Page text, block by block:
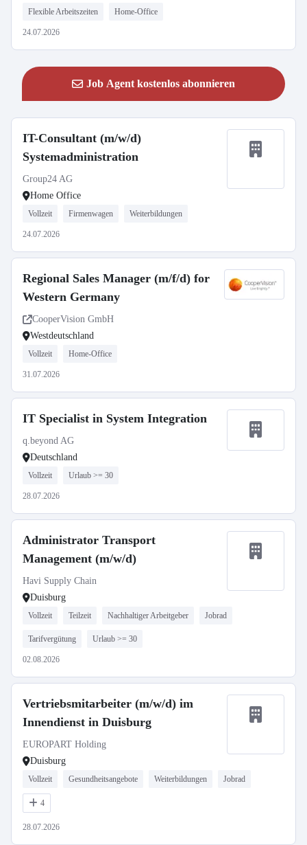
Flexible Arbeitszeiten Home-Office
24.07.2026
Job Agent kostenlos abonnieren
IT-Consultant (m/w/d)
Systemadministration
Group24 AG
Home Office
Vollzeit Firmenwagen Weiterbildungen
24.07.2026
Regional Sales Manager (m/f/d) for
Western Germany
CooperVision GmbH
Westdeutschland
Vollzeit Home-Office
31.07.2026
IT Specialist in System Integration
q.beyond AG
Deutschland
Vollzeit Urlaub >= 30
28.07.2026
Administrator Transport
Management (m/w/d)
Havi Supply Chain
Duisburg
Vollzeit Teilzeit Nachhaltiger Arbeitgeber Jobrad
Tarifvergütung Urlaub >= 30
02.08.2026
Vertriebsmitarbeiter (m/w/d) im
Innendienst in Duisburg
EUROPART Holding
Duisburg
Vollzeit Gesundheitsangebote Weiterbildungen Jobrad
4
28.07.2026